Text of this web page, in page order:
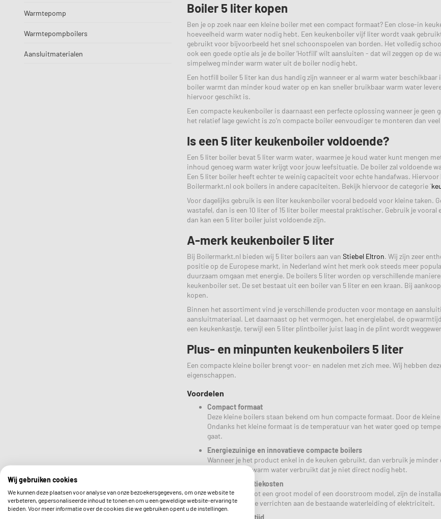
Warmtepomp
Warmtepompboilers
Aansluitmaterialen
Boiler 5 liter kopen
Ben je op zoek naar een kleine boiler met een compact formaat? Een close-in
hoeveelheid warm water nodig hebt. Een keukenboiler vijf liter wordt vaak
gebruikt voor bijvoorbeeld het snel schoonspoelen van borden. Het volledig
ook een goede optie als je de boiler ‘Hotfill' wilt aansluiten - dat wil zeggen op
simpelweg minder warm water uit de boiler nodig hebt.
Een hotfill boiler 5 liter kan dus handig zijn wanneer er al warm water
boiler warmt dan minder koud water op en kan sneller bruikbaar warm water
hiervoor geschikt is.
Een compacte keukenboiler is daarnaast een perfecte oplossing wanneer je
het relatief lage gewicht is zo’n compacte boiler eenvoudiger te monteren dan
Is een 5 liter keukenboiler voldoende?
Een 5 liter boiler bevat 5 liter warm water, waarmee je koud water kunt mengen
inhoud genoeg warm water krijgt voor jouw leefsituatie. De boiler zal voldoende
Een 5 liter boiler heeft echter te weinig capaciteit voor echte handafwas.
Boilermarkt.nl ook boilers in andere capaciteiten. Bekijk hiervoor de categorie ´
Voor dagelijks gebruik is een liter keukenboiler vooral bedoeld voor kleine taken.
wastafel, dan is een 10 liter of 15 liter boiler meestal praktischer. Gebruik je
dan kan een 5 liter boiler juist voldoende zijn.
A-merk keukenboiler 5 liter
Bij Boilermarkt.nl bieden wij 5 liter boilers aan van Stiebel Eltron. Wij zijn zeer
positie op de Europese markt, in Nederland wint het merk ook steeds meer
duurzaam omgaan met energie. De boilers 5 liter worden op verschillende
keukenboiler set. De set bestaat uit een boiler van 5 liter en een kraan. Bij
kopen.
Binnen het assortiment vind je verschillende producten voor montage en
aansluitmateriaal. Let daarnaast op het vermogen, het energielabel, de
een keukenkastje, terwijl een 5 liter plintboiler juist laag in de plint wordt
Plus- en minpunten keukenboilers 5 liter
Een compacte kleine boiler brengt voor- en nadelen met zich mee. Wij hebben
eigenschappen.
Voordelen
Compact formaat
Deze kleine boilers staan bekend om hun compacte formaat. Door de
Ondanks het kleine formaat is de temperatuur van het water goed op
gaat.
Energiezuinige en innovatieve compacte boilers
Wanneer je het product enkel in de keuken gebruikt, dan verbruik je
hoeveelheden warm water verbruikt dat je niet direct nodig hebt.
Lagere installatiekosten
In vergelijking tot een groot model of een doorstroom model, zijn de
aanpassingen te verrichten aan de bestaande waterleiding of elektriciteit.
Snelle opwarmtijd
Wij gebruiken cookies
We kunnen deze plaatsen voor analyse van onze bezoekersgegevens, om onze website te
verbeteren, gepersonaliseerde inhoud te tonen en om u een geweldige website-ervaring te
bieden. Voor meer informatie over de cookies die we gebruiken opent u de instellingen.